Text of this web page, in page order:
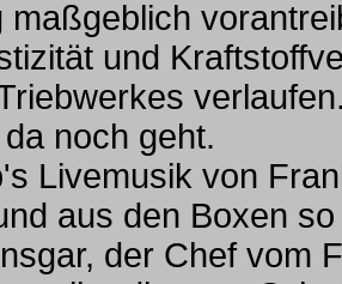
maßgeblich
und
noch geht.
Livemusik von
aus den Boxen
der Chef vom